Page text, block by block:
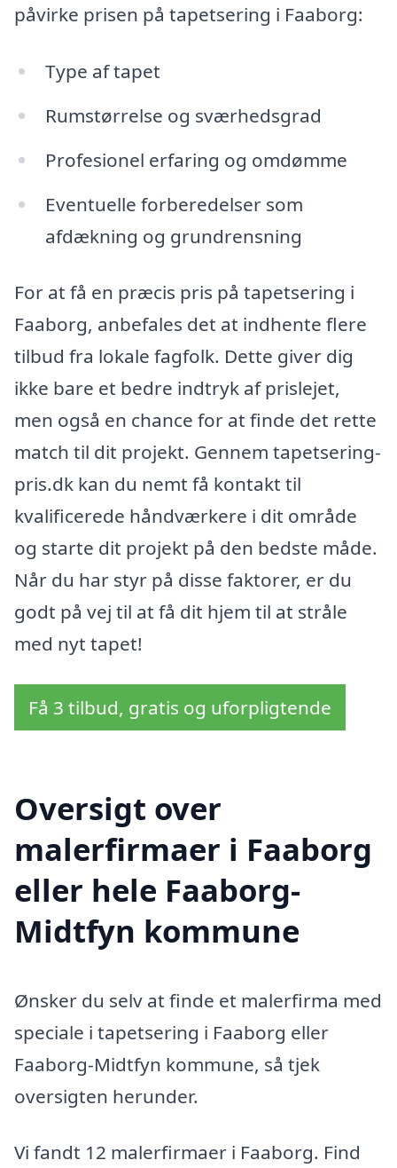
påvirke prisen på tapetsering i Faaborg:
Type af tapet
Rumstørrelse og sværhedsgrad
Profesionel erfaring og omdømme
Eventuelle forberedelser som
afdækning og grundrensning
For at få en præcis pris på tapetsering i
Faaborg, anbefales det at indhente flere
tilbud fra lokale fagfolk. Dette giver dig
ikke bare et bedre indtryk af prislejet,
men også en chance for at finde det rette
match til dit projekt. Gennem tapetsering-
pris.dk kan du nemt få kontakt til
kvalificerede håndværkere i dit område
og starte dit projekt på den bedste måde.
Når du har styr på disse faktorer, er du
godt på vej til at få dit hjem til at stråle
med nyt tapet!
Få 3 tilbud, gratis og uforpligtende
Oversigt over
malerfirmaer i Faaborg
eller hele Faaborg-
Midtfyn kommune
Ønsker du selv at finde et malerfirma med
speciale i tapetsering i Faaborg eller
Faaborg-Midtfyn kommune, så tjek
oversigten herunder.
Vi fandt 12 malerfirmaer i Faaborg. Find